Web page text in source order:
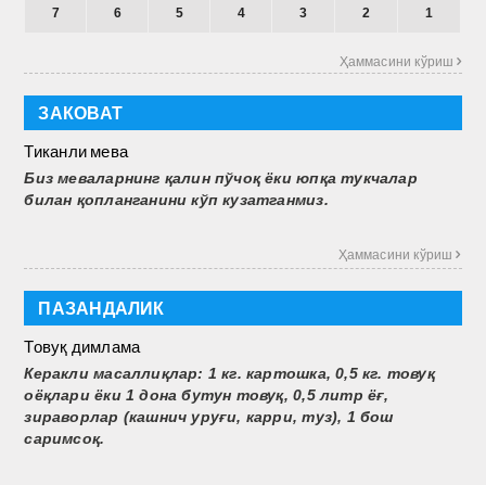
7 6 5 4 3 2 1
Ҳаммасини кўриш 
ЗАКОВАТ
Тиканли мева
Биз меваларнинг қалин пўчоқ ёки юпқа тукчалар
билан қопланганини кўп кузатганмиз.
Ҳаммасини кўриш 
ПАЗАНДАЛИК
Товуқ димлама
Керакли масаллиқлар: 1 кг. картошка, 0,5 кг. товуқ
оёқлари ёки 1 дона бутун товуқ, 0,5 литр ёғ,
зираворлар (кашнич уруғи, карри, туз), 1 бош
саримсоқ.